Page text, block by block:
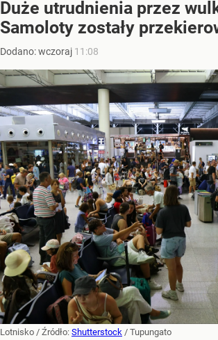
Duże utrudnienia przez
Samoloty zostały
Dodano:wczoraj 11:08
Lotnisko / Źródło: Shutterstock / Tupungato